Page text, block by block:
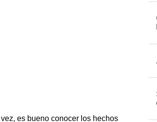
es bueno conocer los hechos